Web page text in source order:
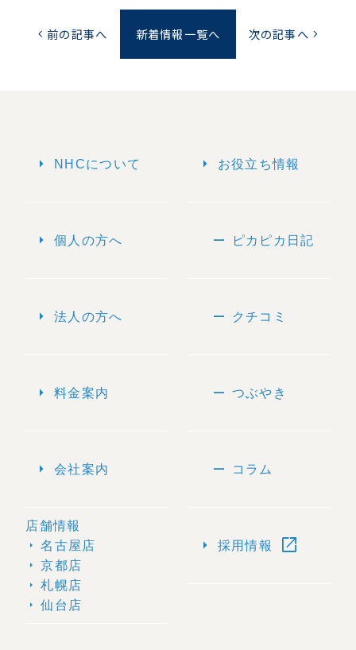
chevron_left 前の記事へ 新着情報一覧へ 次の記事へ chevron_right
arrow_right NHCについて
arrow_right 個人の方へ
arrow_right 法人の方へ
arrow_right 料金案内
arrow_right 会社案内
店舗情報
arrow_right 名古屋店
arrow_right 京都店
arrow_right 札幌店
arrow_right 仙台店
arrow_right お役立ち情報
remove ピカピカ日記
remove クチコミ
remove つぶやき
remove コラム
arrow_right 採用情報 open_in_new